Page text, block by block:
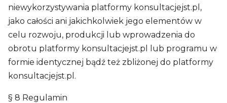
niewykorzystywania platformy konsultacjejst.pl,
jako całości ani jakichkolwiek jego elementów w
celu rozwoju, produkcji lub wprowadzenia do
obrotu platformy konsultacjejst.pl lub programu w
formie identycznej bądź też zbliżonej do platformy
konsultacjejst.pl.
§ 8 Regulamin